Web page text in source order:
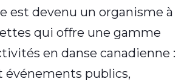
est devenu un organisme à
qui offre une gamme
en danse canadienne :
événements publics,